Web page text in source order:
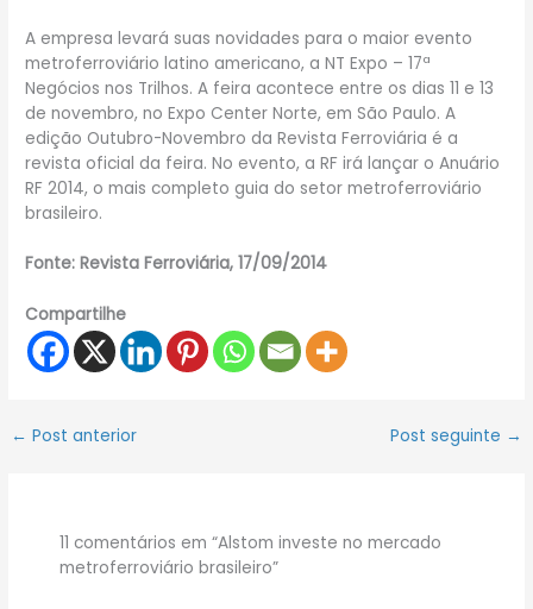
A empresa levará suas novidades para o maior evento
metroferroviário latino americano, a NT Expo – 17ª
Negócios nos Trilhos. A feira acontece entre os dias 11 e 13
de novembro, no Expo Center Norte, em São Paulo. A
edição Outubro-Novembro da Revista Ferroviária é a
revista oficial da feira. No evento, a RF irá lançar o Anuário
RF 2014, o mais completo guia do setor metroferroviário
brasileiro.
Fonte: Revista Ferroviária, 17/09/2014
Compartilhe
← Post anterior Post seguinte →
11 comentários em “Alstom investe no mercado
metroferroviário brasileiro”